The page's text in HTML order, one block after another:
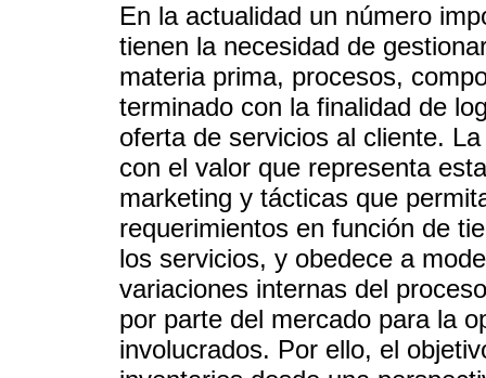
En la actualidad un número
tienen la necesidad de
materia prima, procesos,
terminado con la finalidad de
oferta de servicios al cliente.
con el valor que representa
marketing y tácticas que
requerimientos en función de
los servicios, y obedece a
variaciones internas del
por parte del mercado para la
involucrados. Por ello, el